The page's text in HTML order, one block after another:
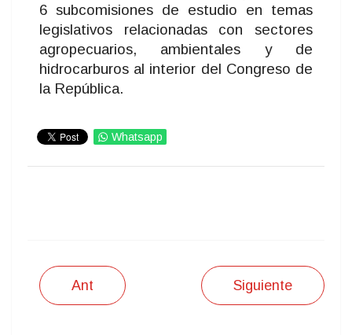
6 subcomisiones de estudio en temas
legislativos relacionadas con sectores
agropecuarios, ambientales y de
hidrocarburos al interior del Congreso de
la República.
Whatsapp
Ant Siguiente